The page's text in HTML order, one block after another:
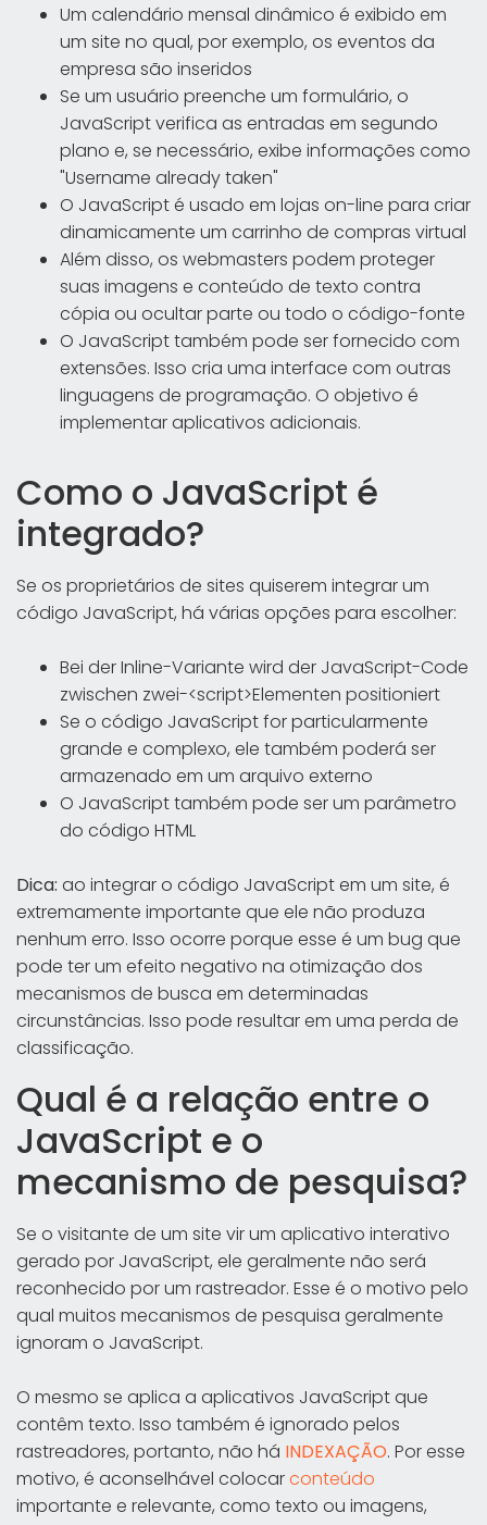
Um calendário mensal dinâmico é exibido em
um site no qual, por exemplo, os eventos da
empresa são inseridos
Se um usuário preenche um formulário, o
JavaScript verifica as entradas em segundo
plano e, se necessário, exibe informações como
"Username already taken"
O JavaScript é usado em lojas on-line para criar
dinamicamente um carrinho de compras virtual
Além disso, os webmasters podem proteger
suas imagens e conteúdo de texto contra
cópia ou ocultar parte ou todo o código-fonte
O JavaScript também pode ser fornecido com
extensões. Isso cria uma interface com outras
linguagens de programação. O objetivo é
implementar aplicativos adicionais.
Como o JavaScript é
integrado?
Se os proprietários de sites quiserem integrar um
código JavaScript, há várias opções para escolher:
Bei der Inline-Variante wird der JavaScript-Code
zwischen zwei-<script>Elementen positioniert
Se o código JavaScript for particularmente
grande e complexo, ele também poderá ser
armazenado em um arquivo externo
O JavaScript também pode ser um parâmetro
do código HTML
Dica: ao integrar o código JavaScript em um site, é
extremamente importante que ele não produza
nenhum erro. Isso ocorre porque esse é um bug que
pode ter um efeito negativo na otimização dos
mecanismos de busca em determinadas
circunstâncias. Isso pode resultar em uma perda de
classificação.
Qual é a relação entre o
JavaScript e o
mecanismo de pesquisa?
Se o visitante de um site vir um aplicativo interativo
gerado por JavaScript, ele geralmente não será
reconhecido por um rastreador. Esse é o motivo pelo
qual muitos mecanismos de pesquisa geralmente
ignoram o JavaScript.
O mesmo se aplica a aplicativos JavaScript que
contêm texto. Isso também é ignorado pelos
rastreadores, portanto, não há INDEXAÇÃO. Por esse
motivo, é aconselhável colocarconteúdo
importante e relevante, como texto ou imagens,